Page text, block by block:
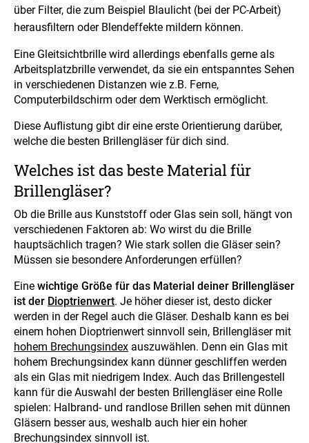
über Filter, die zum Beispiel Blaulicht (bei der PC-Arbeit)
herausfiltern oder Blendeffekte mildern können.
Eine Gleitsichtbrille wird allerdings ebenfalls gerne als
Arbeitsplatzbrille verwendet, da sie ein entspanntes Sehen
in verschiedenen Distanzen wie z.B. Ferne,
Computerbildschirm oder dem Werktisch ermöglicht.
Diese Auflistung gibt dir eine erste Orientierung darüber,
welche die besten Brillengläser für dich sind.
Welches ist das beste Material für
Brillengläser?
Ob die Brille aus Kunststoff oder Glas sein soll, hängt von
verschiedenen Faktoren ab: Wo wirst du die Brille
hauptsächlich tragen? Wie stark sollen die Gläser sein?
Müssen sie besondere Anforderungen erfüllen?
Eine wichtige Größe für das Material deiner Brillengläser
ist der Dioptrienwert. Je höher dieser ist, desto dicker
werden in der Regel auch die Gläser. Deshalb kann es bei
einem hohen Dioptrienwert sinnvoll sein, Brillengläser mit
hohem Brechungsindex auszuwählen. Denn ein Glas mit
hohem Brechungsindex kann dünner geschliffen werden
als ein Glas mit niedrigem Index. Auch das Brillengestell
kann für die Auswahl der besten Brillengläser eine Rolle
spielen: Halbrand- und randlose Brillen sehen mit dünnen
Gläsern besser aus, weshalb auch hier ein hoher
Brechungsindex sinnvoll ist.